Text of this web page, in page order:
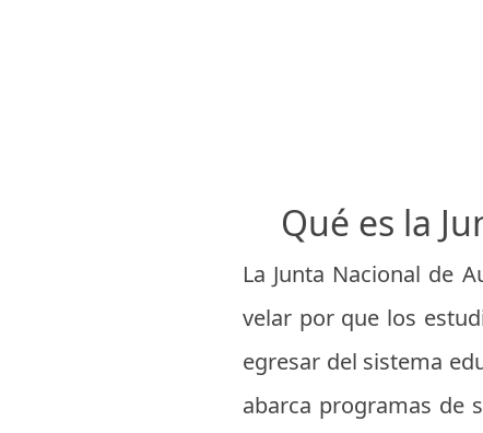
Qué es la
La Junta Nacional de
velar por que los
egresar del sistema
abarca programas de